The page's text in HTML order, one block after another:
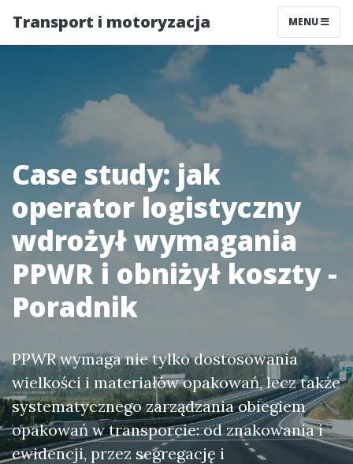
Transport i motoryzacja MENU
Case study: jak
operator logistyczny
wdrożył wymagania
PPWR i obniżył koszty -
Poradnik
PPWR wymaga nie tylko dostosowania
wielkości i materiałów opakowań, lecz także
systematycznego zarządzania obiegiem
opakowań w transporcie: od znakowania i
ewidencji, przez segregację i